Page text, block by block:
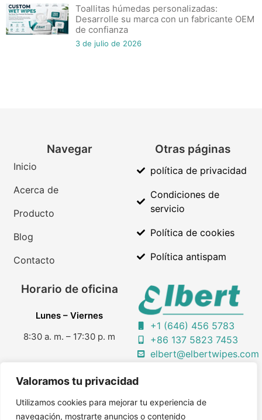
Valoramos tu privacidad
Utilizamos cookies para mejorar tu experiencia de
navegación, mostrarte anuncios o contenido
Toallitas húmedas personalizadas:
Desarrolle su marca con un fabricante OEM
de confianza
3 de julio de 2026
Navegar
Inicio
Acerca de
Producto
Blog
Contacto
Otras páginas
política de privacidad
Condiciones de
servicio
Política de cookies
Política antispam
Horario de oficina
Lunes – Viernes
8:30 a. m. – 17:30 p. m
Cerrado
+1 (646) 456 5783
+86 137 5823 7453
elbert@elbertwipes.com